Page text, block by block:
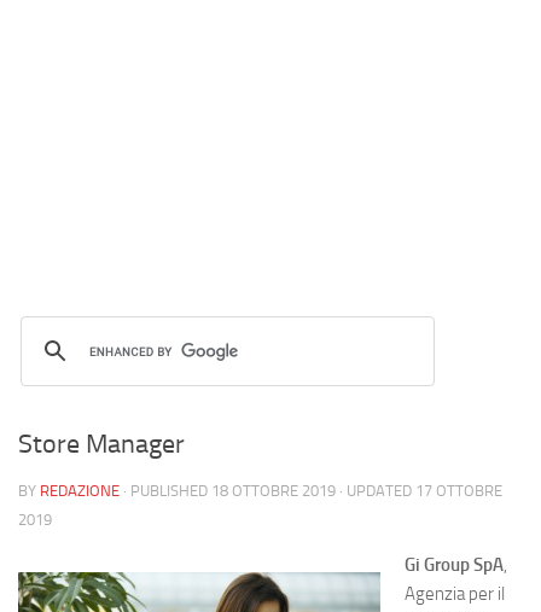
Store Manager
BY REDAZIONE · PUBLISHED 18 OTTOBRE 2019 · UPDATED 17 OTTOBRE
2019
Gi Group SpA,
Agenzia per il